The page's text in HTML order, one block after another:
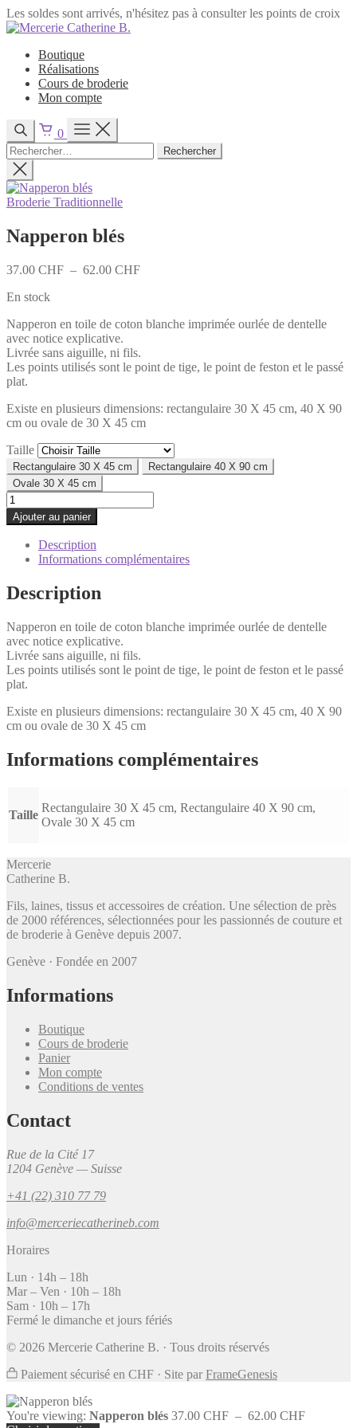
Les soldes sont arrivés, n'hésitez pas à consulter les points de croix
Passer
contenuBoutique
Réalisations
Cours de broderie
Mon compte
0
Rechercher :
Broderie Traditionnelle
Napperon blés
37.00 CHF – 62.00 CHFPlage
à
En stock
Napperon en toile de coton blanche imprimée ourlée de dentelle
avec notice explicative.
Livrée sans aiguille, ni fils.
Les points utilisés sont le point de tige, le point de feston et le passé
plat.
Existe en plusieurs dimensions: rectangulaire 30 X 45 cm, 40 X 90
cm ou ovale de 30 X 45 cm
Taille
Rectangulaire 30 X 45 cm
Rectangulaire 40 X 90 cm
Ovale 30 X 45 cm
quantité
de
Napperon
Ajouter au panier
Description
Informations complémentaires
Description
Napperon en toile de coton blanche imprimée ourlée de dentelle
avec notice explicative.
Livrée sans aiguille, ni fils.
Les points utilisés sont le point de tige, le point de feston et le passé
plat.
Existe en plusieurs dimensions: rectangulaire 30 X 45 cm, 40 X 90
cm ou ovale de 30 X 45 cm
Informations complémentaires
Taille
Rectangulaire 30 X 45 cm, Rectangulaire 40 X 90 cm,
Ovale 30 X 45 cm
Mercerie
Catherine B.
Fils, laines, tissus et accessoires de création. Une sélection de près
de 2000 références, sélectionnées pour les passionnés de couture et
de broderie à Genève depuis 2007.
Genève · Fondée en 2007
Informations
Boutique
Cours de broderie
Panier
Mon compte
Conditions de ventes
Contact
Rue de la Cité 17
1204 Genève — Suisse
+41 (22) 310 77 79
info@merceriecatherineb.com
Horaires
Lun · 14h – 18h
Mar – Ven · 10h – 18h
Sam · 10h – 17h
Fermé le dimanche et jours fériés
© 2026 Mercerie Catherine B. · Tous droits réservés
Paiement sécurisé en CHF · Site par FrameGenesis
You're viewing: Napperon blés 37.00 CHF – 62.00 CHFPlage